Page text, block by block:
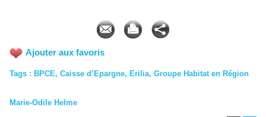
Ajouter aux favoris
Tags : BPCE, Caisse d’Epargne, Erilia, Groupe Habitat en Région
Marie-Odile Helme